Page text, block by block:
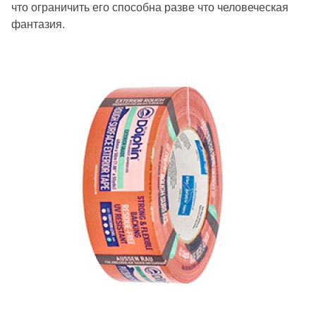
что ограничить его способна разве что человеческая
фантазия.